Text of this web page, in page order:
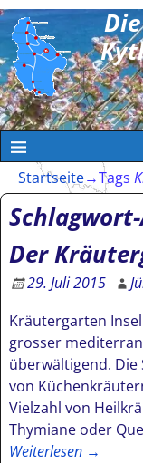
Startseite→Tags
Der
29. Juli 2015
Kräutergarten
grosser
überwältigend. Die
von
Vielzahl von
Thymiane oder
Weiterlesen →